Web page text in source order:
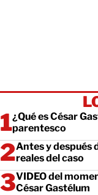
¿Qué es César
parentesco
Antes y después
reales del caso
VIDEO del
César Gastélum